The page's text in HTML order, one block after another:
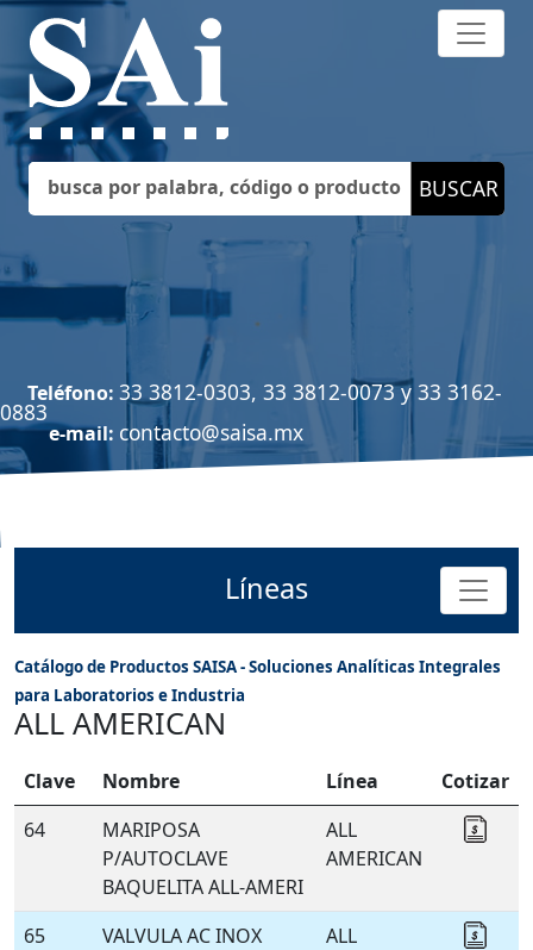
Teléfono: 33 3812-0303, 33 3812-0073 y 33 3162-
0883
e-mail: contacto@saisa.mx
Líneas
Catálogo de Productos SAISA - Soluciones Analíticas Integrales
para Laboratorios e Industria
ALL AMERICAN
Clave Nombre Línea
Cotizar
64
MARIPOSA
P/AUTOCLAVE
BAQUELITA ALL-AMERI
ALL
AMERICAN
65
VALVULA AC INOX
ALL